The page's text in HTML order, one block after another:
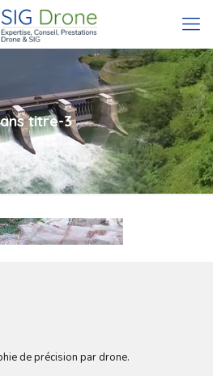
titre-3
de précision par drone.